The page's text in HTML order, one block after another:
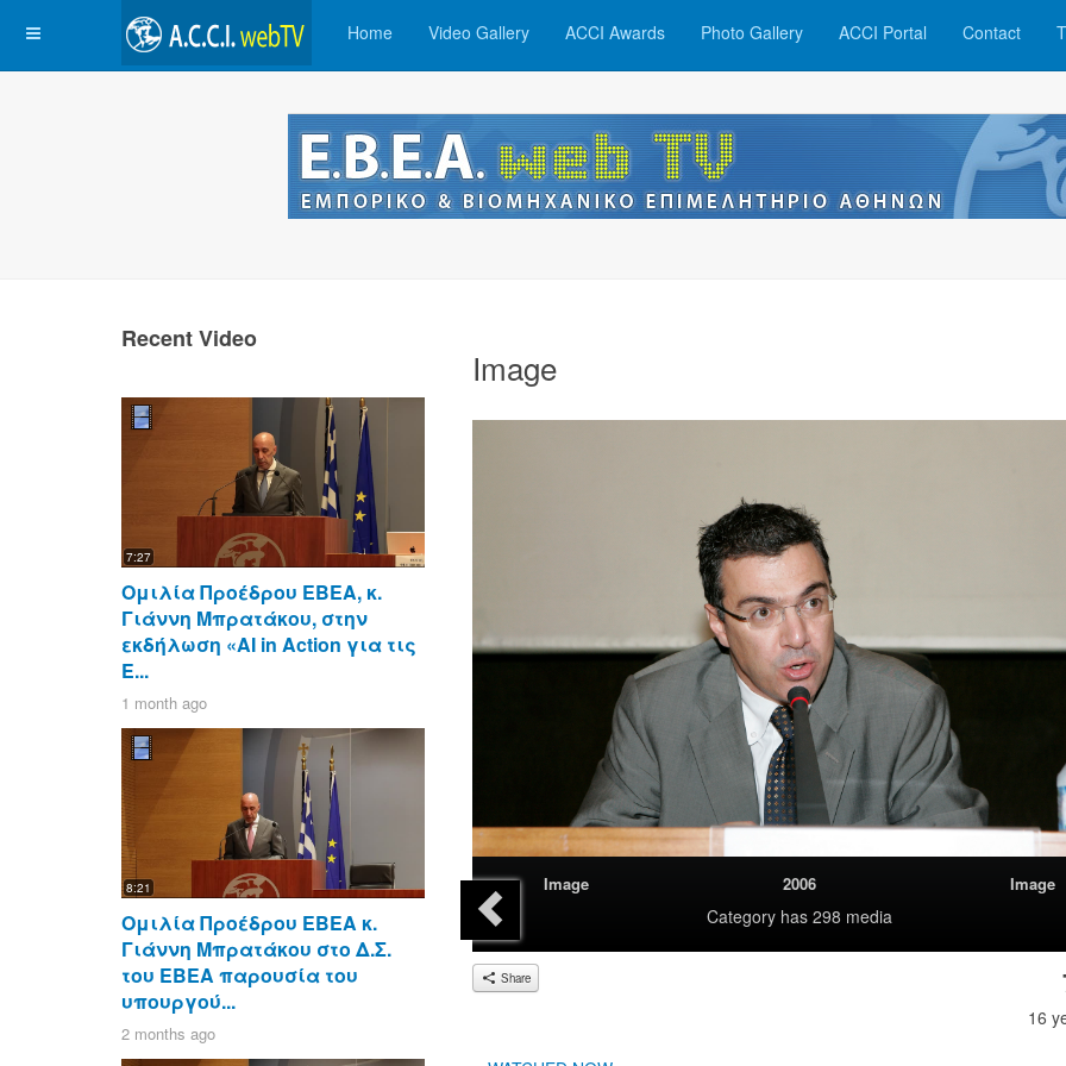
Home Video Gallery ACCI Awards Photo Gallery ACCI Portal Contact
Image
Image 2006
Categoryhas 298 media
Image
Share
16
Recent Video
7:27
Ομιλία Προέδρου ΕΒΕΑ, κ.
Γιάννη Μπρατάκου, στην
εκδήλωση «AI in Action για τις
Ε...
1 month ago
8:21
Ομιλία Προέδρου ΕΒΕΑ κ.
Γιάννη Μπρατάκου στο Δ.Σ.
του ΕΒΕΑ παρουσία του
υπουργού...
2 months ago